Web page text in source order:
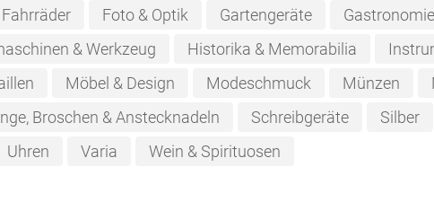
Fahrräder Foto & Optik Gartengeräte
& Werkzeug Historika & Memorabilia
Möbel & Design Modeschmuck Münzen
Broschen & Anstecknadeln Schreibgeräte Silber
Uhren Varia Wein & Spirituosen